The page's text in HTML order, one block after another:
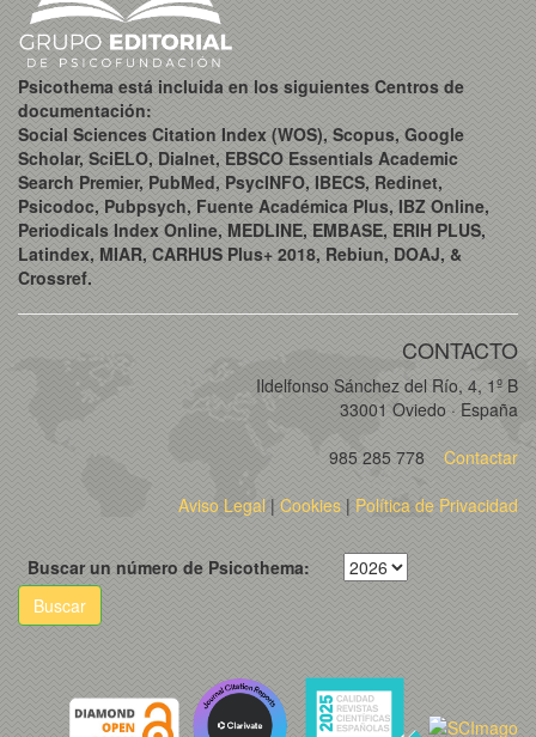
Psicothema está incluida en los siguientes Centros de
documentación:
Social Sciences Citation Index (WOS), Scopus, Google
Scholar, SciELO, Dialnet, EBSCO Essentials Academic
Search Premier, PubMed, PsycINFO, IBECS, Redinet,
Psicodoc, Pubpsych, Fuente Académica Plus, IBZ Online,
Periodicals Index Online, MEDLINE, EMBASE, ERIH PLUS,
Latindex, MIAR, CARHUS Plus+ 2018, Rebiun, DOAJ, &
Crossref.
CONTACTO
Ildelfonso Sánchez del Río, 4, 1º B
33001 Oviedo · España
985 285 778
Contactar
Aviso Legal| Cookies | Política de Privacidad
Buscar un número de Psicothema:
Buscar